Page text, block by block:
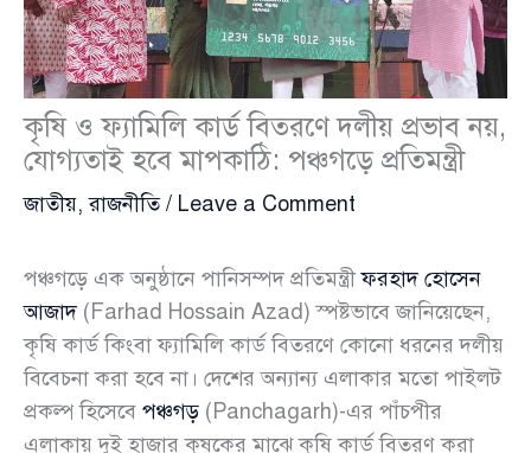
কৃষি ও ফ্যামিলি কার্ড বিতরণে দলীয় প্রভাব নয়,
যোগ্যতাই হবে মাপকাঠি: পঞ্চগড়ে প্রতিমন্ত্রী
জাতীয়,রাজনীতি/ Leave a Comment
পঞ্চগড়ে এক অনুষ্ঠানে পানিসম্পদ প্রতিমন্ত্রীফরহাদ হোসেন
আজাদ(Farhad Hossain Azad) স্পষ্টভাবে জানিয়েছেন,
কৃষি কার্ড কিংবা ফ্যামিলি কার্ড বিতরণে কোনো ধরনের দলীয়
বিবেচনা করা হবে না। দেশের অন্যান্য এলাকার মতো পাইলট
প্রকল্প হিসেবে পঞ্চগড় (Panchagarh)-এর পাঁচপীর
এলাকায় দুই হাজার কৃষকের মাঝে কৃষি কার্ড বিতরণ করা